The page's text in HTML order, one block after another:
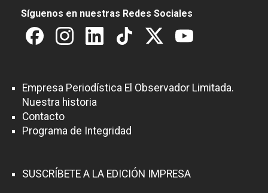
Síguenos en nuestras Redes Sociales
Empresa Periodística El Observador Limitada.
Nuestra historia
Contacto
Programa de Integridad
SUSCRÍBETE A LA EDICIÓN IMPRESA